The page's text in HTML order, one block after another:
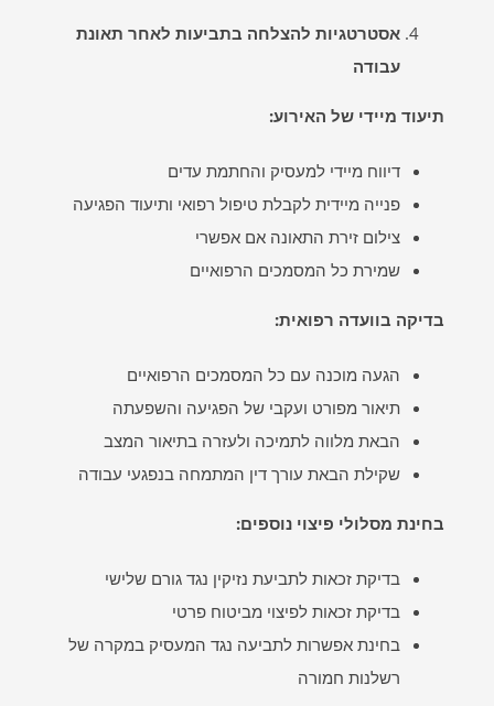
אסטרטגיות להצלחה בתביעות לאחר תאונת
עבודה
תיעוד מיידי של האירוע:
דיווח מיידי למעסיק והחתמת עדים
פנייה מיידית לקבלת טיפול רפואי ותיעוד הפגיעה
צילום זירת התאונה אם אפשרי
שמירת כל המסמכים הרפואיים
בדיקה בוועדה רפואית:
הגעה מוכנה עם כל המסמכים הרפואיים
תיאור מפורט ועקבי של הפגיעה והשפעתה
הבאת מלווה לתמיכה ולעזרה בתיאור המצב
שקילת הבאת עורך דין המתמחה בנפגעי עבודה
בחינת מסלולי פיצוי נוספים:
בדיקת זכאות לתביעת נזיקין נגד גורם שלישי
בדיקת זכאות לפיצוי מביטוח פרטי
בחינת אפשרות לתביעה נגד המעסיק במקרה של
רשלנות חמורה